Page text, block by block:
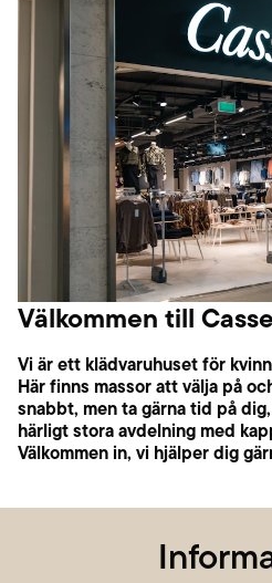
Välkommen till
Vi är ett klädvaruhuset för
Här finns massor att välja på
snabbt, men ta gärna tid på
härligt stora avdelning med
Välkommen in, vi hjälper dig